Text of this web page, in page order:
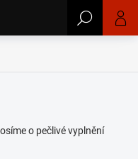
Hledat
o pečlivé vyplnění